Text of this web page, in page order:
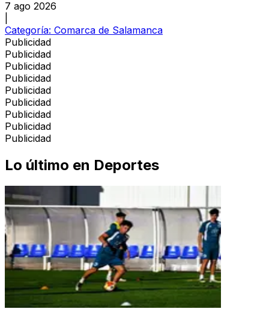
7 ago 2026
Categoría: Comarca de Salamanca
Publicidad
Publicidad
Publicidad
Publicidad
Publicidad
Publicidad
Publicidad
Publicidad
Publicidad
Lo último en Deportes